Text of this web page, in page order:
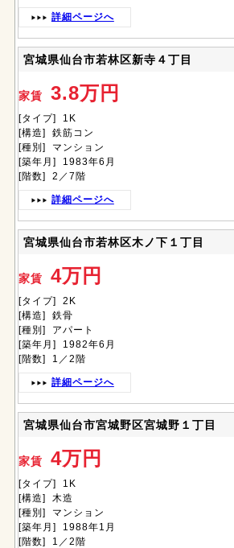
詳細ページへ
宮城県仙台市若林区新寺４丁目
家賃 3.8万円
[タイプ] 1K
[構造] 鉄筋コン
[種別] マンション
[築年月] 1983年6月
[階数] 2／7階
詳細ページへ
宮城県仙台市若林区木ノ下１丁目
家賃 4万円
[タイプ] 2K
[構造] 鉄骨
[種別] アパート
[築年月] 1982年6月
[階数] 1／2階
詳細ページへ
宮城県仙台市宮城野区宮城野１丁目
家賃 4万円
[タイプ] 1K
[構造] 木造
[種別] マンション
[築年月] 1988年1月
[階数] 1／2階